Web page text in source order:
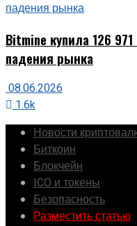
Bitmine купила 126
падения рынка
08.06.2026
1.6k
Новости
Биткоин
Блокчейн
ICO и токены
Безопасность
Разместить статью